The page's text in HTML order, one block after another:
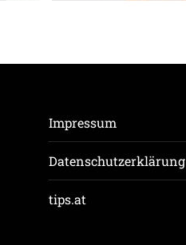
Impressum
Datenschutzerklärung
tips.at